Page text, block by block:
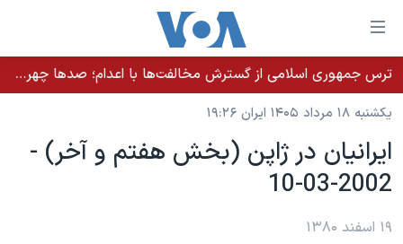
لینکهای
قابل
دسترسی
جهش
محتوای
اصلی
به
خانه
نسخه سبک وب‌سایت
موضوع ها
ایران
آمریکا
برنامه های تلویزیونی
جدول برنامه ها
ترس جمهوری اسلامی از گسترش مخالفت‌ها با اعدام؛ صدها چهره شناخته‌شده به دادسرا احضار شدند
یکشنبه ۱۸ مرداد ۱۴۰۵ ایران ۱۹:۲۶
ايرانيان در ژاپن (بخش هفتم و آخر) -
2002-03-10
۱۹ اسفند ۱۳۸۰